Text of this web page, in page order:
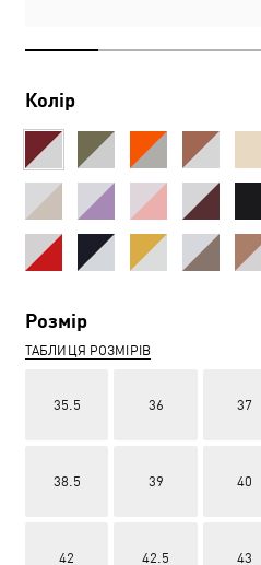
Колір
Розмір
ТАБЛИЦЯ РОЗМІРІВ
35.5 36 37
38.5 39 40
42 42.5 43